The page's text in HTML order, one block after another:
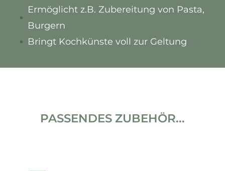
Ermöglicht z.B. Zubereitung von Pasta,
Burgern
Bringt Kochkünste voll zur Geltung
PASSENDES ZUBEHÖR...